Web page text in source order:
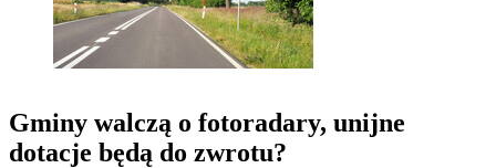
Gminy walczą o fotoradary, unijne
dotacje będą do zwrotu?